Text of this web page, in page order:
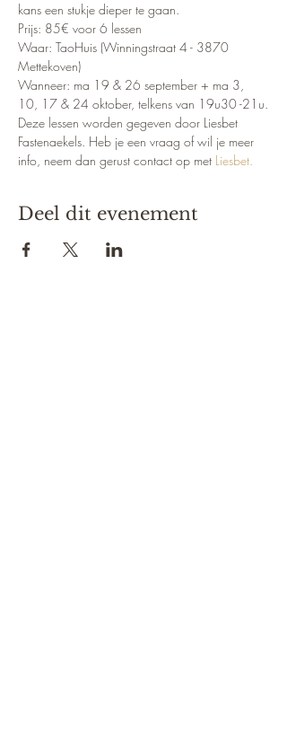
kans een stukje dieper te gaan.
Prijs: 85€ voor 6 lessen
Waar: TaoHuis (Winningstraat 4 - 3870
Mettekoven)
Wanneer: ma 19 & 26 september + ma 3,
10, 17 & 24 oktober, telkens van 19u30 -21u.
Deze lessen worden gegeven door Liesbet
Fastenaekels. Heb je een vraag of wil je meer
info, neem dan gerust contact op met Liesbet.
Deel dit evenement